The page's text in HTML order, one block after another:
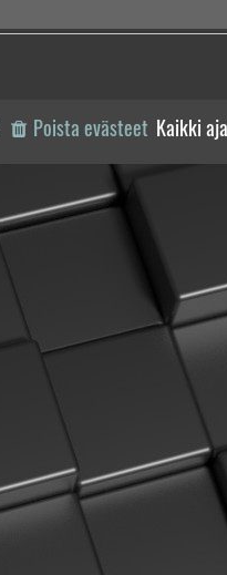
Kaikki
Poista evästeet